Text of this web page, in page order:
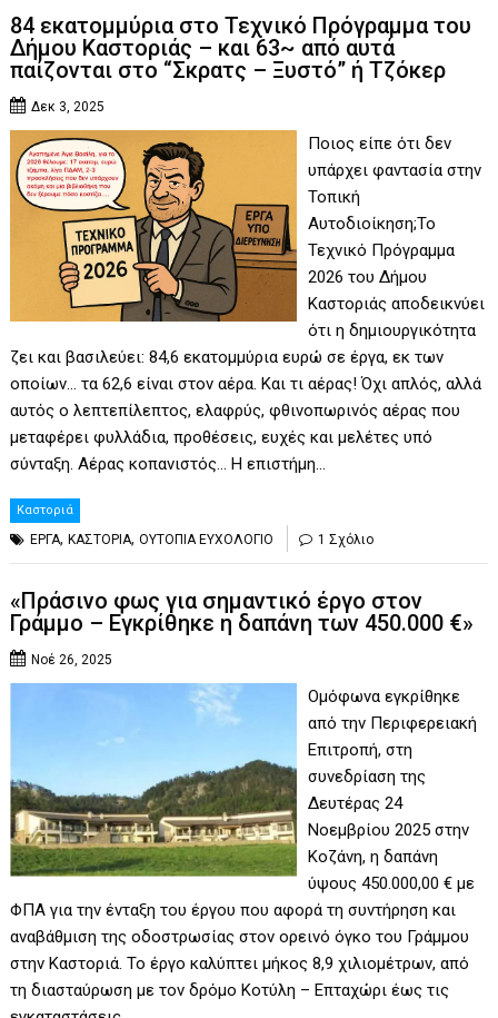
84 εκατομμύρια στο Τεχνικό Πρόγραμμα του
Δήμου Καστοριάς – και 63~ από αυτά
παίζονται στο “Σκρατς – Ξυστό” ή Τζόκερ
Δεκ 3, 2025
Ποιος είπε ότι δεν
υπάρχει φαντασία στην
Τοπική
Αυτοδιοίκηση;Το
Τεχνικό Πρόγραμμα
2026 του Δήμου
Καστοριάς αποδεικνύει
ότι η δημιουργικότητα
ζει και βασιλεύει: 84,6 εκατομμύρια ευρώ σε έργα, εκ των
οποίων… τα 62,6 είναι στον αέρα. Και τι αέρας! Όχι απλός, αλλά
αυτός ο λεπτεπίλεπτος, ελαφρύς, φθινοπωρινός αέρας που
μεταφέρει φυλλάδια, προθέσεις, ευχές και μελέτες υπό
σύνταξη. Αέρας κοπανιστός… Η επιστήμη…
Καστοριά
ΕΡΓΑ,ΚΑΣΤΟΡΙΑ,ΟΥΤΟΠΙΑ ΕΥΧΟΛΟΓΙΟ 1 Σχόλιο
«Πράσινο φως για σημαντικό έργο στον
Γράμμο – Εγκρίθηκε η δαπάνη των 450.000 €»
Νοέ 26, 2025
Ομόφωνα εγκρίθηκε
από την Περιφερειακή
Επιτροπή, στη
συνεδρίαση της
Δευτέρας 24
Νοεμβρίου 2025 στην
Κοζάνη, η δαπάνη
ύψους 450.000,00 € με
ΦΠΑ για την ένταξη του έργου που αφορά τη συντήρηση και
αναβάθμιση της οδοστρωσίας στον ορεινό όγκο του Γράμμου
στην Καστοριά. Το έργο καλύπτει μήκος 8,9 χιλιομέτρων, από
τη διασταύρωση με τον δρόμο Κοτύλη – Επταχώρι έως τις